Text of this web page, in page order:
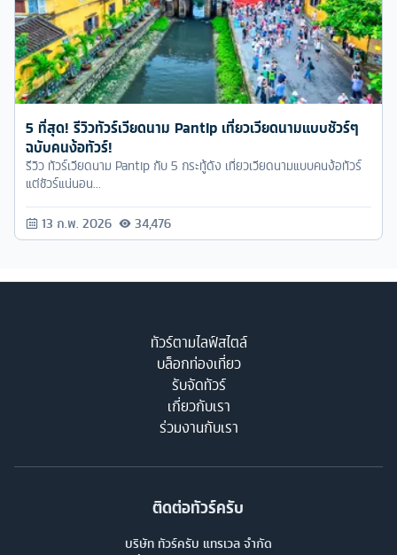
5 ที่สุด! รีวิวทัวร์เวียดนาม Pantip เที่ยวเวียดนามแบบชัวร์ๆ
ฉบับคนง้อทัวร์!
รีวิว ทัวร์เวียดนาม Pantip กับ 5 กระทู้ดัง เที่ยวเวียดนามแบบคนง้อทัวร์
แต่ชัวร์แน่นอน...
13 ก.พ. 2026 34,476
ทัวร์ตามไลฟ์สไตล์
บล็อกท่องเที่ยว
รับจัดทัวร์
เกี่ยวกับเรา
ร่วมงานกับเรา
ติดต่อทัวร์ครับ
บริษัท ทัวร์ครับ แทรเวล จำกัด